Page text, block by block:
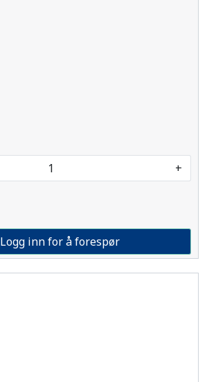
+
Logg inn for å forespør